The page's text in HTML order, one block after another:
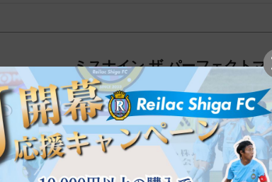
ミスナイン ザ パーフェクトマ